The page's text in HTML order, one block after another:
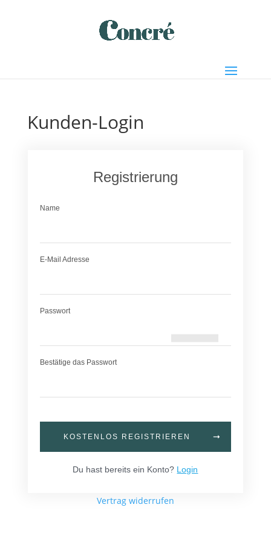
Kunden-Login
Registrierung
Name
E-Mail Adresse
Passwort
Bestätige das Passwort
KOSTENLOS REGISTRIEREN
Du hast bereits ein Konto? Login
Online-Anfrage
Vertrag widerrufen